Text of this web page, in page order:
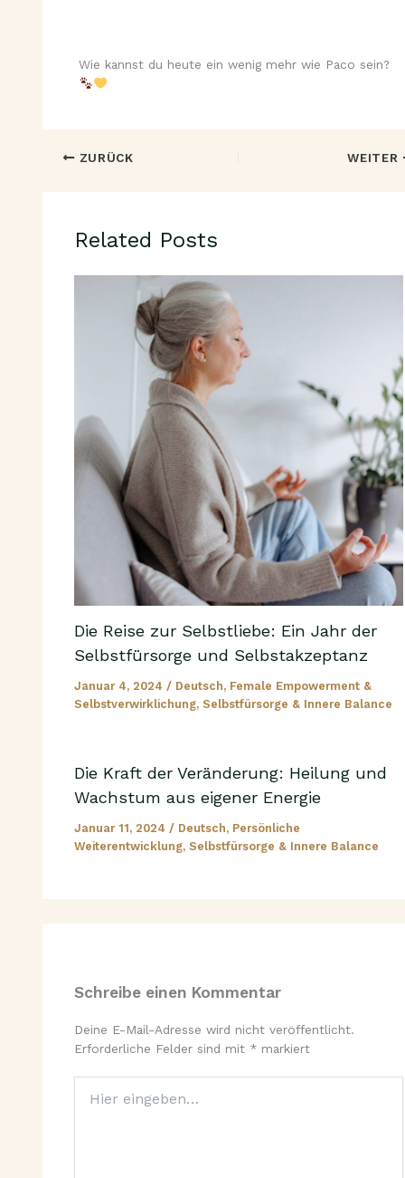
Wie kannst du heute ein wenig mehr wie Paco sein?
ZURÜCK WEITER
Related Posts
Die Reise zur Selbstliebe: Ein Jahr der
Selbstfürsorge und Selbstakzeptanz
Januar 4, 2024 / Deutsch, Female Empowerment &
Selbstverwirklichung, Selbstfürsorge & Innere Balance
Die Kraft der Veränderung: Heilung und
Wachstum aus eigener Energie
Januar 11, 2024 / Deutsch, Persönliche
Weiterentwicklung, Selbstfürsorge & Innere Balance
Schreibe einen Kommentar
Deine E-Mail-Adresse wird nicht veröffentlicht.
Erforderliche Felder sind mit *markiert
eingeben…